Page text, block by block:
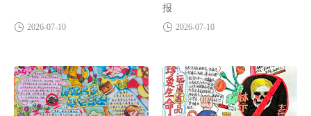
2026-07-10
报
2026-07-10